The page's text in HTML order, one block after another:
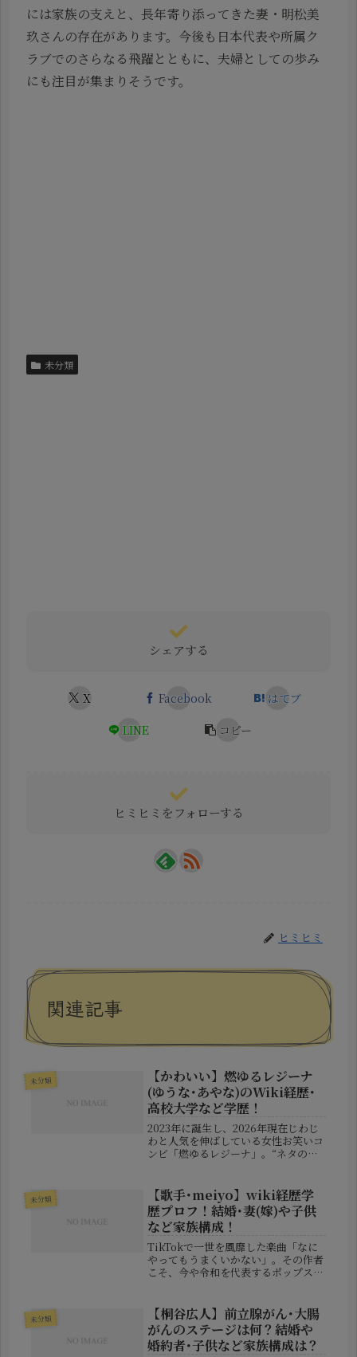
には家族の支えと、長年寄り添ってきた妻・明松美
玖さんの存在があります。今後も日本代表や所属ク
ラブでのさらなる飛躍とともに、夫婦としての歩み
にも注目が集まりそうです。
未分類
シェアする
X Facebook
はてブ
LINE
コピー
ヒミヒミをフォローする
ヒミヒミ
関連記事
未分類
【かわいい】燃ゆるレジーナ
(ゆうな･あやな)のWiki経歴･
高校大学など学歴！
2023年に誕生し、2026年現在じわじ
わと人気を伸ばしている女性お笑いコ
ンビ「燃ゆるレジーナ」。“ネタの面
放つ存在です。本記事では、そんな燃
ゆるレジーナの二人、ゆうなさ...
未分類
【歌手･meiyo】wiki経歴学
歴プロフ！結婚･妻(嫁)や子供
など家族構成！
TikTokで一世を風靡した楽曲「なに
やってもうまくいかない」。その作者
こそ、今や令和を代表するポップス職
快で心地よいサウンドに乗せて届ける
そのスタイルは、まさに現代の...
未分類
【桐谷広人】前立腺がん･大腸
がんのステージは何？結婚や
婚約者･子供など家族構成は？